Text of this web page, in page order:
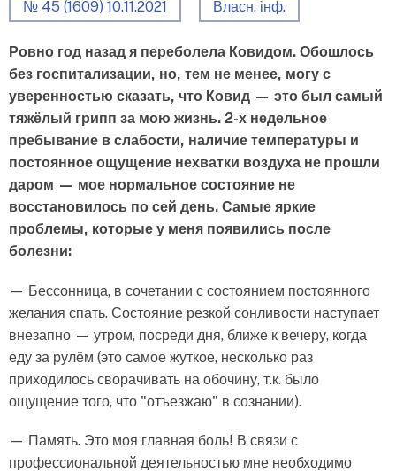
№ 45 (1609) 10.11.2021 Власн. інф.
Ровно год назад я переболела Ковидом. Обошлось
без госпитализации, но, тем не менее, могу с
уверенностью сказать, что Ковид — это был самый
тяжёлый грипп за мою жизнь. 2-х недельное
пребывание в слабости, наличие температуры и
постоянное ощущение нехватки воздуха не прошли
даром — мое нормальное состояние не
восстановилось по сей день. Самые яркие
проблемы, которые у меня появились после
болезни:
— Бессонница, в сочетании с состоянием постоянного
желания спать. Состояние резкой сонливости наступает
внезапно — утром, посреди дня, ближе к вечеру, когда
еду за рулём (это самое жуткое, несколько раз
приходилось сворачивать на обочину, т.к. было
ощущение того, что "отъезжаю" в сознании).
— Память. Это моя главная боль! В связи с
профессиональной деятельностью мне необходимо